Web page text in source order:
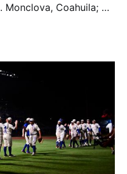
entre Tecolotes y
eso y más